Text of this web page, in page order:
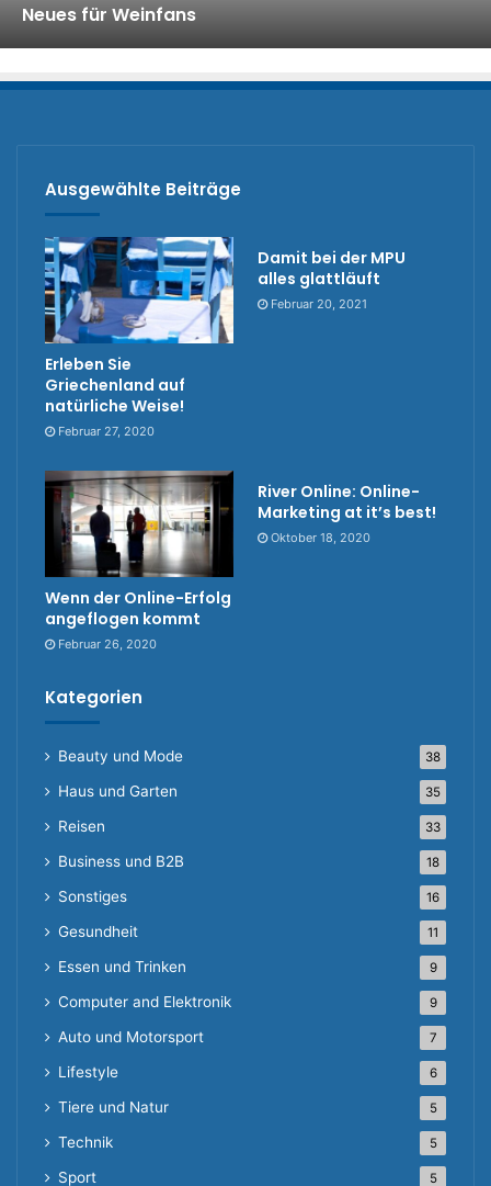
Neues für Weinfans
Ausgewählte Beiträge
Erleben Sie
Griechenland auf
natürliche Weise!
Februar 27, 2020
Damit bei der MPU
alles glattläuft
Februar 20, 2021
Wenn der Online-Erfolg
angeflogen kommt
Februar 26, 2020
River Online: Online-
Marketing at it’s best!
Oktober 18, 2020
Kategorien
Beauty und Mode 38
Haus und Garten 35
Reisen 33
Business und B2B 18
Sonstiges 16
Gesundheit 11
Essen und Trinken 9
Computer and Elektronik 9
Auto und Motorsport 7
Lifestyle 6
Tiere und Natur 5
Technik 5
Sport 5